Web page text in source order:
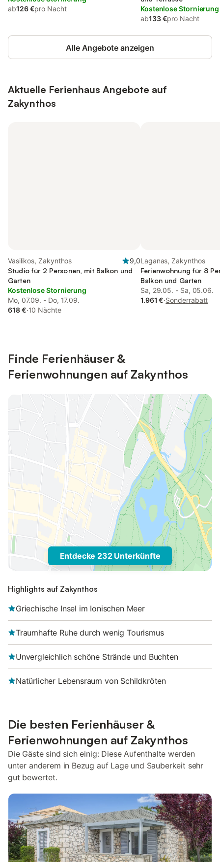
ab126 €pro Nacht
Kostenlose Stornierung
ab133 €pro Nacht
Alle Angebote anzeigen
Aktuelle Ferienhaus Angebote auf
Zakynthos
Vasilikos, Zakynthos
9,0
Studio für 2 Personen, mit Balkon und
Garten
Kostenlose Stornierung
Mo, 07.09. - Do, 17.09.
618 €·10 Nächte
Laganas, Zakynthos
Ferienwohnung für 8
Balkon und Garten
Sa, 29.05. - Sa, 05.06.
1.961 €·Sonderrabatt
Finde Ferienhäuser &
Ferienwohnungen auf Zakynthos
Entdecke 232 Unterkünfte
Highlights auf Zakynthos
Griechische Insel im Ionischen Meer
Traumhafte Ruhe durch wenig Tourismus
Unvergleichlich schöne Strände und Buchten
Natürlicher Lebensraum von Schildkröten
Die besten Ferienhäuser &
Ferienwohnungen auf Zakynthos
Die Gäste sind sich einig: Diese Aufenthalte werden
unter anderem in Bezug auf Lage und Sauberkeit sehr
gut bewertet.